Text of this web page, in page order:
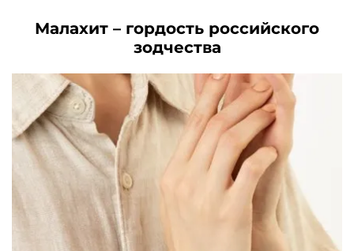
Малахит – гордость российского
зодчества